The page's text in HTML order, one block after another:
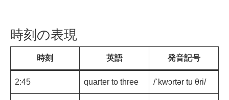
時刻の表現
時刻 英語 発音記号
2:45 quarter to three /ˈkwɔrtər tu θri/